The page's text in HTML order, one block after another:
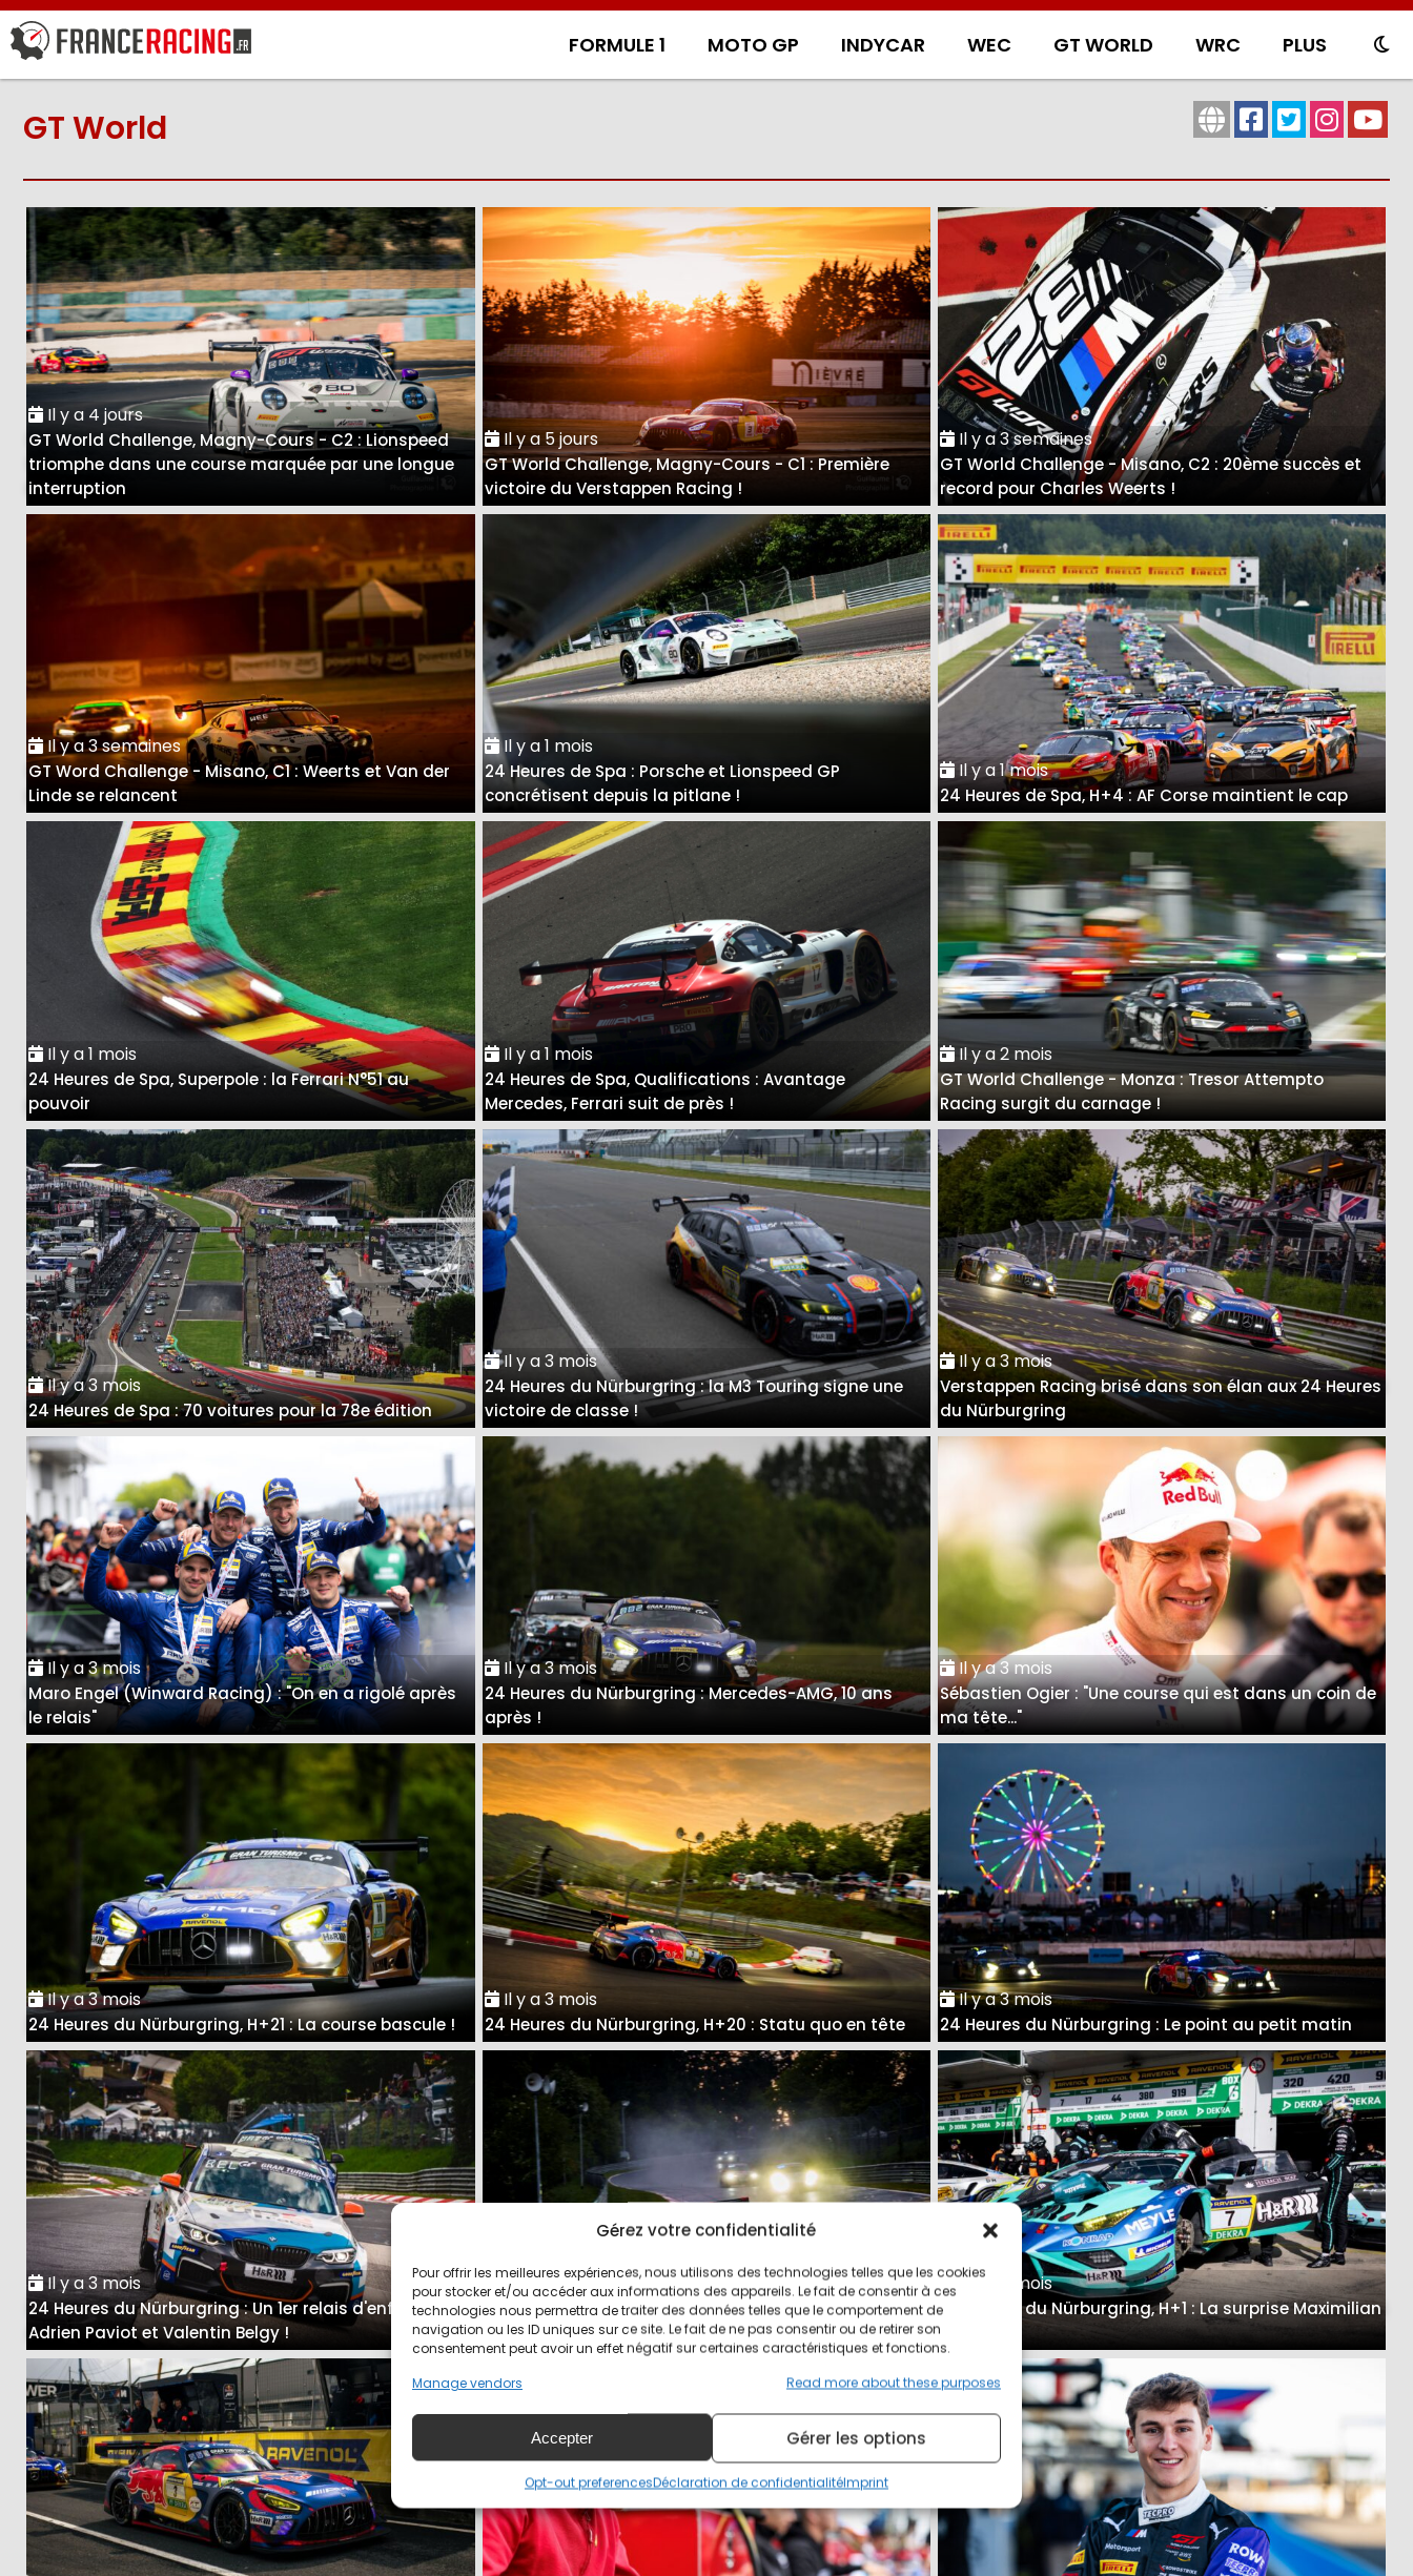
Gérez votre confidentialité
Pour offrir les meilleures expériences, nous utilisons des technologies telles que les cookies
pour stocker et/ou accéder aux informations des appareils. Le fait de consentir à ces
technologies nous permettra de traiter des données telles que le comportement de
navigation ou les ID uniques sur ce site. Le fait de ne pas consentir ou de retirer son
consentement peut avoir un effet négatif sur certaines caractéristiques et fonctions.
Manage vendors
Read more about these purposes
Accepter Gérer les options
Opt-out preferencesDéclaration de confidentialitéImprint
FORMULE 1 MOTO GP INDYCAR WEC GT WORLD WRC PLUS
GT World
Il y a 4 jours
GT World Challenge, Magny-Cours - C2 : Lionspeed
triomphe dans une course marquée par une longue
interruption
Il y a 5 jours
GT World Challenge, Magny-Cours - C1 : Première
victoire du Verstappen Racing !
Il y a 3 semaines
GT World Challenge - Misano, C2 : 20ème succès et
record pour Charles Weerts !
Il y a 3 semaines
GT Word Challenge - Misano, C1 : Weerts et Van der
Linde se relancent
Il y a 1 mois
24 Heures de Spa : Porsche et Lionspeed GP
concrétisent depuis la pitlane !
Il y a 1 mois
24 Heures de Spa, H+4 : AF Corse maintient le cap
Il y a 1 mois
24 Heures de Spa, Superpole : la Ferrari N°51 au
pouvoir
Il y a 1 mois
24 Heures de Spa, Qualifications : Avantage
Mercedes, Ferrari suit de près !
Il y a 2 mois
GT World Challenge - Monza : Tresor Attempto
Racing surgit du carnage !
Il y a 3 mois
24 Heures de Spa : 70 voitures pour la 78e édition
Il y a 3 mois
24 Heures du Nürburgring : la M3 Touring signe une
victoire de classe !
Il y a 3 mois
Verstappen Racing brisé dans son élan aux 24 Heures
du Nürburgring
Il y a 3 mois
Maro Engel (Winward Racing) : "On en a rigolé après
le relais"
Il y a 3 mois
24 Heures du Nürburgring : Mercedes-AMG, 10 ans
après !
Il y a 3 mois
Sébastien Ogier : "Une course qui est dans un coin de
ma tête..."
Il y a 3 mois
24 Heures du Nürburgring, H+21 : La course bascule !
Il y a 3 mois
24 Heures du Nürburgring, H+20 : Statu quo en tête
Il y a 3 mois
24 Heures du Nürburgring : Le point au petit matin
Il y a 3 mois
24 Heures du Nürburgring : Un 1er relais d'enfer pour
Adrien Paviot et Valentin Belgy !
Il y a 3 mois
24 Heures du Nürburgring, H+6 : Winward Racing en
maîtrise
Il y a 3 mois
24 Heures du Nürburgring, H+1 : La surprise Maximilian
Paul